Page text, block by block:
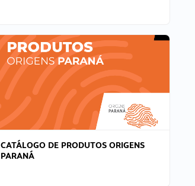
CATÁLOGO DE PRODUTOS ORIGENS
PARANÁ